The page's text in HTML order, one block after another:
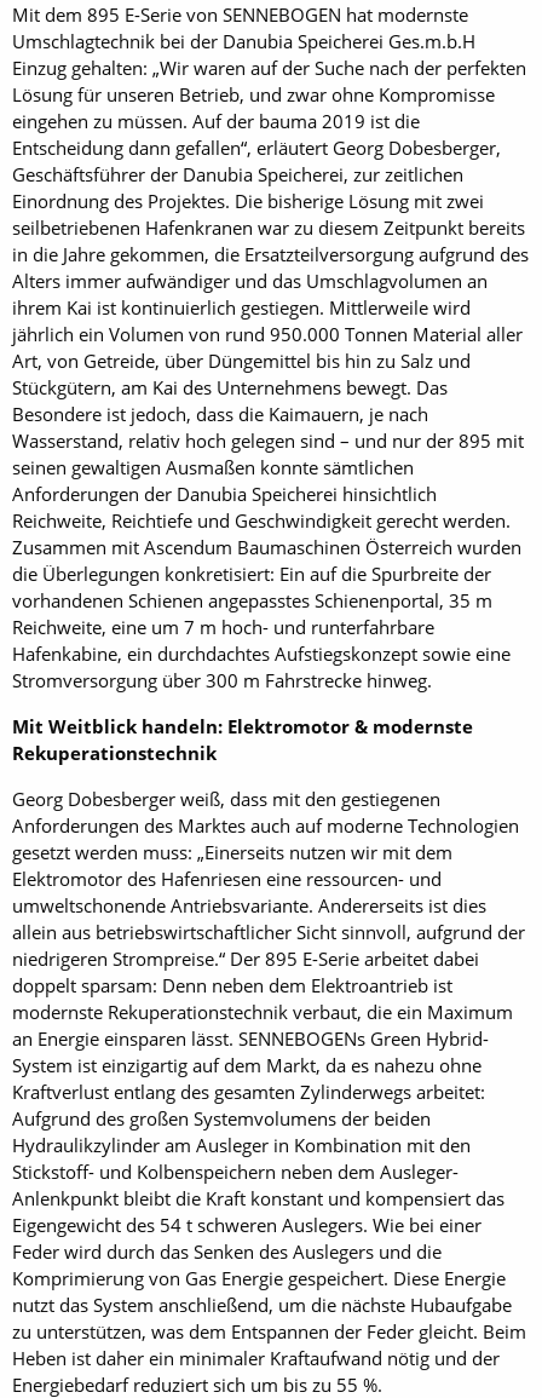
Mit dem 895 E-Serie von SENNEBOGEN hat modernste
Umschlagtechnik bei der Danubia Speicherei Ges.m.b.H
Einzug gehalten: „Wir waren auf der Suche nach der perfekten
Lösung für unseren Betrieb, und zwar ohne Kompromisse
eingehen zu müssen. Auf der bauma 2019 ist die
Entscheidung dann gefallen“, erläutert Georg Dobesberger,
Geschäftsführer der Danubia Speicherei, zur zeitlichen
Einordnung des Projektes. Die bisherige Lösung mit zwei
seilbetriebenen Hafenkranen war zu diesem Zeitpunkt bereits
in die Jahre gekommen, die Ersatzteilversorgung aufgrund des
Alters immer aufwändiger und das Umschlagvolumen an
ihrem Kai ist kontinuierlich gestiegen. Mittlerweile wird
jährlich ein Volumen von rund 950.000 Tonnen Material aller
Art, von Getreide, über Düngemittel bis hin zu Salz und
Stückgütern, am Kai des Unternehmens bewegt. Das
Besondere ist jedoch, dass die Kaimauern, je nach
Wasserstand, relativ hoch gelegen sind – und nur der 895 mit
seinen gewaltigen Ausmaßen konnte sämtlichen
Anforderungen der Danubia Speicherei hinsichtlich
Reichweite, Reichtiefe und Geschwindigkeit gerecht werden.
Zusammen mit Ascendum Baumaschinen Österreich wurden
die Überlegungen konkretisiert: Ein auf die Spurbreite der
vorhandenen Schienen angepasstes Schienenportal, 35 m
Reichweite, eine um 7 m hoch- und runterfahrbare
Hafenkabine, ein durchdachtes Aufstiegskonzept sowie eine
Stromversorgung über 300 m Fahrstrecke hinweg.
Mit Weitblick handeln: Elektromotor & modernste
Rekuperationstechnik
Georg Dobesberger weiß, dass mit den gestiegenen
Anforderungen des Marktes auch auf moderne Technologien
gesetzt werden muss: „Einerseits nutzen wir mit dem
Elektromotor des Hafenriesen eine ressourcen- und
umweltschonende Antriebsvariante. Andererseits ist dies
allein aus betriebswirtschaftlicher Sicht sinnvoll, aufgrund der
niedrigeren Strompreise.“ Der 895 E-Serie arbeitet dabei
doppelt sparsam: Denn neben dem Elektroantrieb ist
modernste Rekuperationstechnik verbaut, die ein Maximum
an Energie einsparen lässt. SENNEBOGENs Green Hybrid-
System ist einzigartig auf dem Markt, da es nahezu ohne
Kraftverlust entlang des gesamten Zylinderwegs arbeitet:
Aufgrund des großen Systemvolumens der beiden
Hydraulikzylinder am Ausleger in Kombination mit den
Stickstoff- und Kolbenspeichern neben dem Ausleger-
Anlenkpunkt bleibt die Kraft konstant und kompensiert das
Eigengewicht des 54 t schweren Auslegers. Wie bei einer
Feder wird durch das Senken des Auslegers und die
Komprimierung von Gas Energie gespeichert. Diese Energie
nutzt das System anschließend, um die nächste Hubaufgabe
zu unterstützen, was dem Entspannen der Feder gleicht. Beim
Heben ist daher ein minimaler Kraftaufwand nötig und der
Energiebedarf reduziert sich um bis zu 55 %.